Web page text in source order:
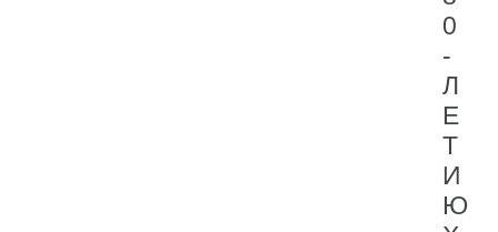
0
-
Л
Е
Т
И
Ю